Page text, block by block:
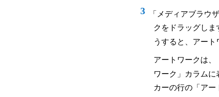
3
「メディアブラウ
クをドラッグしま
うすると、アー
アートワークは、
ワーク」カラム
カーの行の「ア